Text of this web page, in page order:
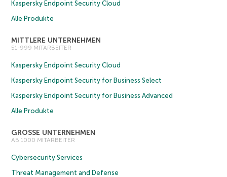
Kaspersky Endpoint Security Cloud
Alle Produkte
MITTLERE UNTERNEHMEN
51-999 MITARBEITER
Kaspersky Endpoint Security Cloud
Kaspersky Endpoint Security for Business Select
Kaspersky Endpoint Security for Business Advanced
Alle Produkte
GROSSE UNTERNEHMEN
AB 1000 MITARBEITER
Cybersecurity Services
Threat Management and Defense